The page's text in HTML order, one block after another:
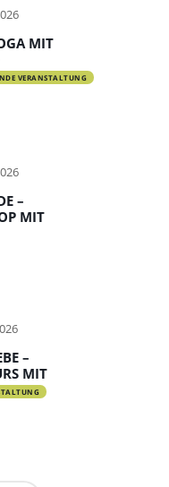
MIT
VERANSTALTUNG
–
MIT
–
MIT